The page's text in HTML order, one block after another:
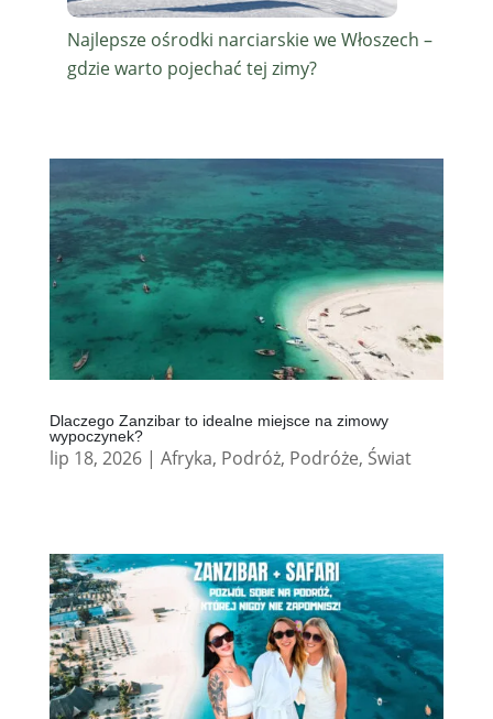
Najlepsze ośrodki narciarskie we Włoszech –
gdzie warto pojechać tej zimy?
Dlaczego Zanzibar to idealne miejsce na zimowy
wypoczynek?
lip 18, 2026| Afryka, Podróż, Podróże, Świat